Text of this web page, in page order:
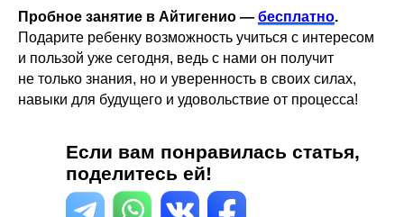
Пробное занятие в Айтигенио — бесплатно.
Подарите ребенку возможность учиться с интересом
и пользой уже сегодня, ведь с нами он получит
не только знания, но и уверенность в своих силах,
навыки для будущего и удовольствие от процесса!
Если вам понравилась статья,
поделитесь ей!